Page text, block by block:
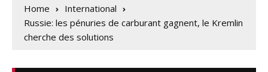
Home
International
Russie: les pénuries de carburant gagnent, le Kremlin
cherche des solutions